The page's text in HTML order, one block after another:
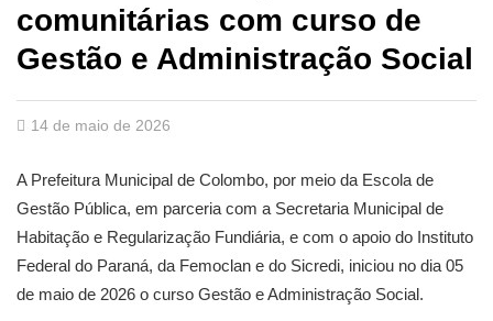
comunitárias com curso de
Gestão e Administração Social
14 de maio de 2026
A Prefeitura Municipal de Colombo, por meio da Escola de
Gestão Pública, em parceria com a Secretaria Municipal de
Habitação e Regularização Fundiária, e com o apoio do Instituto
Federal do Paraná, da Femoclan e do Sicredi, iniciou no dia 05
de maio de 2026 o curso Gestão e Administração Social.